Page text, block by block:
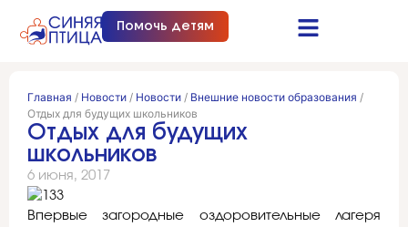
Помочь детям
Главная / Новости / Новости / Внешние новости образования /
Отдых для будущих школьников
Отдых для будущих
школьников
6 июня, 2017
Впервые загородные оздоровительные лагеря